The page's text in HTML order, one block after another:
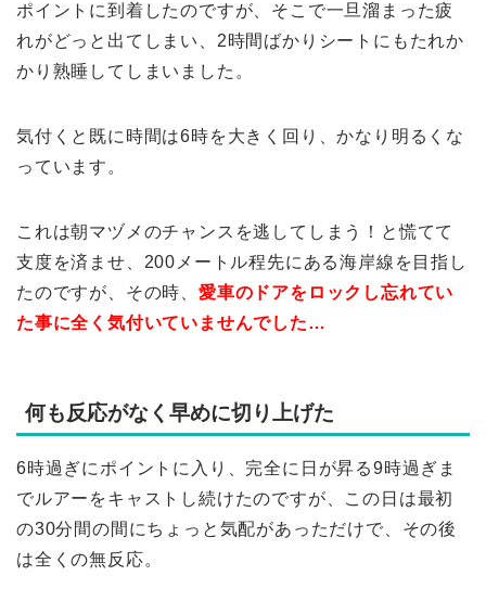
ポイントに到着したのですが、そこで一旦溜まった疲
れがどっと出てしまい、2時間ばかりシートにもたれか
かり熟睡してしまいました。
気付くと既に時間は6時を大きく回り、かなり明るくな
っています。
これは朝マヅメのチャンスを逃してしまう！と慌てて
支度を済ませ、200メートル程先にある海岸線を目指し
たのですが、その時、 愛車のドアをロックし忘れてい
た事に全く気付いていませんでした…
何も反応がなく早めに切り上げた
6時過ぎにポイントに入り、完全に日が昇る9時過ぎま
でルアーをキャストし続けたのですが、この日は最初
の30分間の間にちょっと気配があっただけで、その後
は全くの無反応。